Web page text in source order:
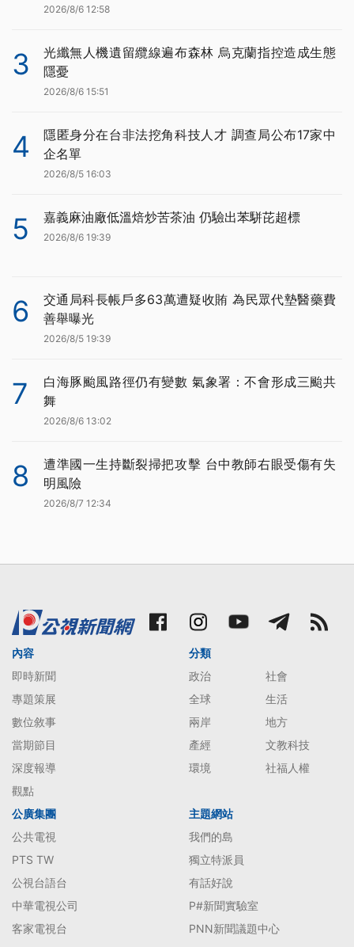
2026/8/6 12:58
3
光纖無人機遺留纜線遍布森林 烏克蘭指控造成生態
隱憂
2026/8/6 15:51
4
隱匿身分在台非法挖角科技人才 調查局公布17家中
企名單
2026/8/5 16:03
5 嘉義麻油廠低溫焙炒苦茶油 仍驗出苯駢芘超標
2026/8/6 19:39
6
交通局科長帳戶多63萬遭疑收賄 為民眾代墊醫藥費
善舉曝光
2026/8/5 19:39
7
白海豚颱風路徑仍有變數 氣象署：不會形成三颱共
舞
2026/8/6 13:02
8
遭準國一生持斷裂掃把攻擊 台中教師右眼受傷有失
明風險
2026/8/7 12:34
內容
即時新聞
專題策展
數位敘事
當期節目
深度報導
觀點
分類
政治
社會
全球
生活
兩岸
地方
產經
文教科技
環境
社福人權
公廣集團
公共電視
PTS TW
公視台語台
中華電視公司
客家電視台
主題網站
我們的島
獨立特派員
有話好說
P#新聞實驗室
PNN新聞議題中心